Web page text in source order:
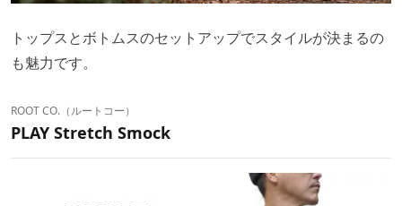
トップスとボトムスのセットアップでスタイルが決まるの
も魅力です。
ROOT CO.（ルートコー）
PLAY Stretch Smock